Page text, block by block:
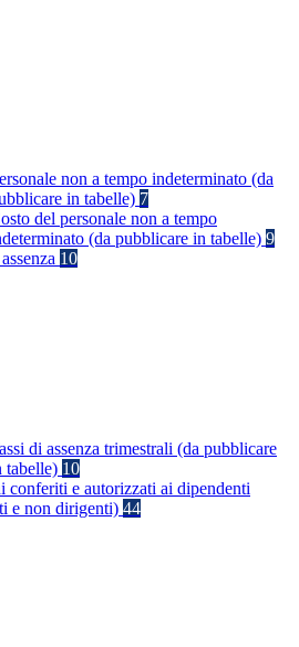
non a tempo indeterminato (da
in tabelle) 7
del personale non a tempo
(da pubblicare in tabelle) 9
10
di assenza trimestrali (da pubblicare
tabelle) 10
conferiti e autorizzati ai dipendenti
e non dirigenti) 44